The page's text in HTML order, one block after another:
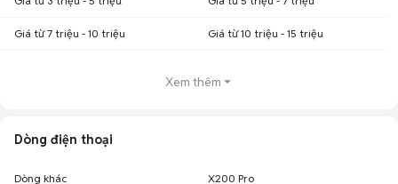
Giá từ 7 triệu - 10 triệu Giá từ 10 triệu - 15 triệu
Xem thêm
Dòng điện thoại
Dòng khác X200 Pro